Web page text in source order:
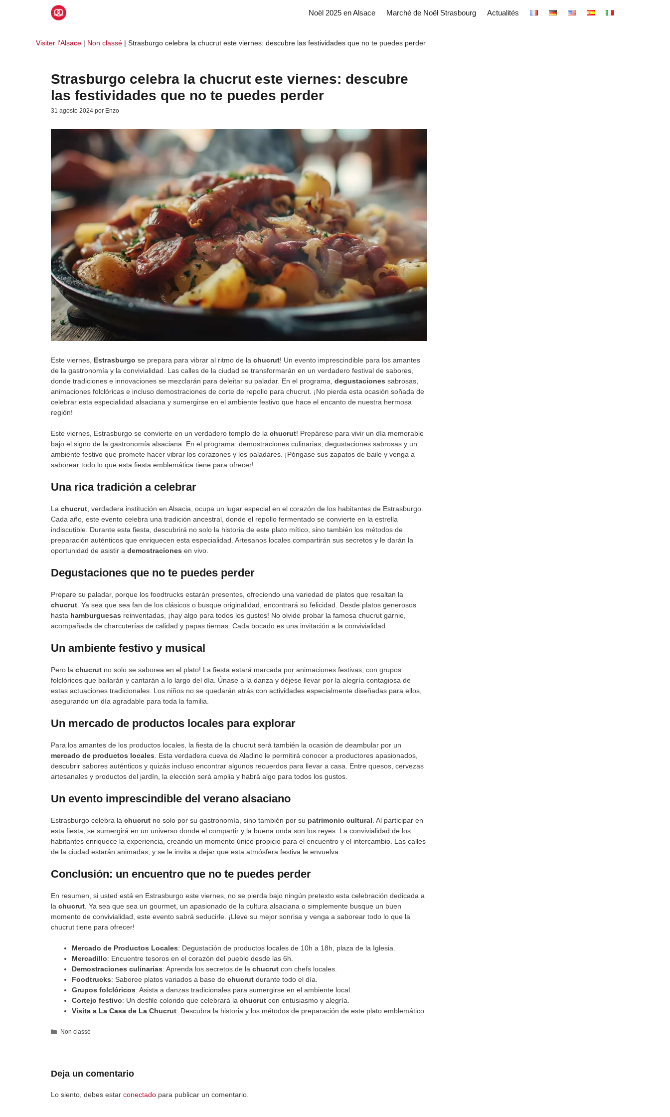
Noël 2025 en Alsace Marché de Noël Strasbourg Actualités
Visiter l'Alsace | Non classé | Strasburgo celebra la chucrut este viernes: descubre las festividades que no te puedes perder
Strasburgo celebra la chucrut este viernes: descubre
las festividades que no te puedes perder
31 agosto 2024 por Enzo
Este viernes, Estrasburgo se prepara para vibrar al ritmo de la chucrut! Un evento imprescindible para los amantes
de la gastronomía y la convivialidad. Las calles de la ciudad se transformarán en un verdadero festival de sabores,
donde tradiciones e innovaciones se mezclarán para deleitar su paladar. En el programa, degustaciones sabrosas,
animaciones folclóricas e incluso demostraciones de corte de repollo para chucrut. ¡No pierda esta ocasión soñada de
celebrar esta especialidad alsaciana y sumergirse en el ambiente festivo que hace el encanto de nuestra hermosa
región!
Este viernes, Estrasburgo se convierte en un verdadero templo de la chucrut! Prepárese para vivir un día memorable
bajo el signo de la gastronomía alsaciana. En el programa: demostraciones culinarias, degustaciones sabrosas y un
ambiente festivo que promete hacer vibrar los corazones y los paladares. ¡Póngase sus zapatos de baile y venga a
saborear todo lo que esta fiesta emblemática tiene para ofrecer!
Una rica tradición a celebrar
La chucrut , verdadera institución en Alsacia, ocupa un lugar especial en el corazón de los habitantes de Estrasburgo.
Cada año, este evento celebra una tradición ancestral, donde el repollo fermentado se convierte en la estrella
indiscutible. Durante esta fiesta, descubrirá no solo la historia de este plato mítico, sino también los métodos de
preparación auténticos que enriquecen esta especialidad. Artesanos locales compartirán sus secretos y le darán la
oportunidad de asistir a demostraciones en vivo.
Degustaciones que no te puedes perder
Prepare su paladar, porque los foodtrucks estarán presentes, ofreciendo una variedad de platos que resaltan la
chucrut . Ya sea que sea fan de los clásicos o busque originalidad, encontrará su felicidad. Desde platos generosos
hasta hamburguesas reinventadas, ¡hay algo para todos los gustos! No olvide probar la famosa chucrut garnie,
acompañada de charcuterías de calidad y papas tiernas. Cada bocado es una invitación a la convivialidad.
Un ambiente festivo y musical
Pero la chucrut no solo se saborea en el plato! La fiesta estará marcada por animaciones festivas, con grupos
folclóricos que bailarán y cantarán a lo largo del día. Únase a la danza y déjese llevar por la alegría contagiosa de
estas actuaciones tradicionales. Los niños no se quedarán atrás con actividades especialmente diseñadas para ellos,
asegurando un día agradable para toda la familia.
Un mercado de productos locales para explorar
Para los amantes de los productos locales, la fiesta de la chucrut será también la ocasión de deambular por un
mercado de productos locales . Esta verdadera cueva de Aladino le permitirá conocer a productores apasionados,
descubrir sabores auténticos y quizás incluso encontrar algunos recuerdos para llevar a casa. Entre quesos, cervezas
artesanales y productos del jardín, la elección será amplia y habrá algo para todos los gustos.
Un evento imprescindible del verano alsaciano
Estrasburgo celebra la chucrut no solo por su gastronomía, sino también por su patrimonio cultural . Al participar en
esta fiesta, se sumergirá en un universo donde el compartir y la buena onda son los reyes. La convivialidad de los
habitantes enriquece la experiencia, creando un momento único propicio para el encuentro y el intercambio. Las calles
de la ciudad estarán animadas, y se le invita a dejar que esta atmósfera festiva le envuelva.
Conclusión: un encuentro que no te puedes perder
En resumen, si usted está en Estrasburgo este viernes, no se pierda bajo ningún pretexto esta celebración dedicada a
la chucrut . Ya sea que sea un gourmet, un apasionado de la cultura alsaciana o simplemente busque un buen
momento de convivialidad, este evento sabrá seducirle. ¡Lleve su mejor sonrisa y venga a saborear todo lo que la
chucrut tiene para ofrecer!
Mercado de Productos Locales: Degustación de productos locales de 10h a 18h, plaza de la Iglesia.
Mercadillo: Encuentre tesoros en el corazón del pueblo desde las 6h.
Demostraciones culinarias: Aprenda los secretos de la chucrut con chefs locales.
Foodtrucks: Saboree platos variados a base de chucrut durante todo el día.
Grupos folclóricos: Asista a danzas tradicionales para sumergirse en el ambiente local.
Cortejo festivo: Un desfile colorido que celebrará la chucrut con entusiasmo y alegría.
Visita a La Casa de La Chucrut: Descubra la historia y los métodos de preparación de este plato emblemático.
Categorías
Non classé
Deja un comentario
Lo siento, debes estar conectado para publicar un comentario.